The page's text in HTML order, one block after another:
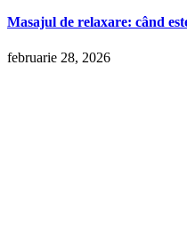
Masajul de relaxare: când
februarie 28, 2026